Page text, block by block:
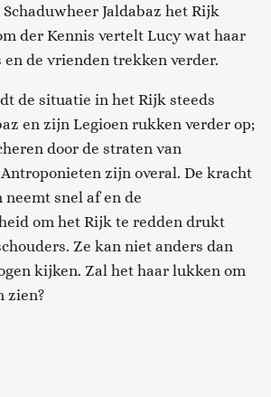
Jaldabaz het Rijk
der Kennis vertelt Lucy wat haar
de vrienden trekken verder.
de situatie in het Rijk steeds
en zijn Legioen rukken verder op;
door de straten van
zijn overal. De kracht
neemt snel af en de
om het Rijk te redden drukt
Ze kan niet anders dan
kijken. Zal het haar lukken om
zien?